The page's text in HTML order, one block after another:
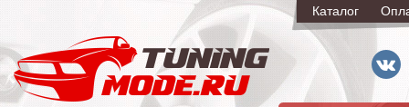
Каталог